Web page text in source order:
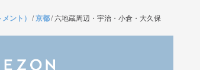
ント） /京都/六地蔵周辺・宇治・小倉・大久保